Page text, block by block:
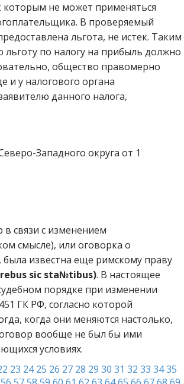
не может применяться
В проверяемый
льгота, не истек. Таким
по налогу на прибыль должно
общество правомерно
и у налогового органа
данного налога,
Западного округа от 1
связи с изменением
смысле), или оговорка о
, была известна еще римскому праву
sic sta№tibus). В настоящее
порядке при изменении
ГК РФ, согласно которой
когда они меняются настолько,
вообще не был бы ими
условиях.
23 24 25 26 27 28 29 30 31 32 33 3435